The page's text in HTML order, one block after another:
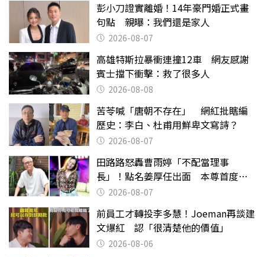
彭小刀證實離婚！14年豪門婚正式畫
句點 親曝：我們還是家人
2026-08-07
高雄特斯拉暴衝連撞12車 網友感謝
賓士擋下衝擊：救了很多人
2026-08-08
苦苓喊「唐朝不存在」 網紅批瞎編
歷史：李白、杜甫用鮮卑文寫詩？
2026-08-07
田路路怒轟曹雨婷「不配當理事
長」！點名姜厚任出面 本尊首度回
應了2026-08-07
前員工才轉投李多慧！Joeman再談建
文爆紅 認「很清楚他的價值」
2026-08-06